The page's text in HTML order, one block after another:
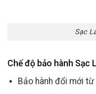
Sạc
Chế độ bảo hành Sạc
Bảo hành đổi mới